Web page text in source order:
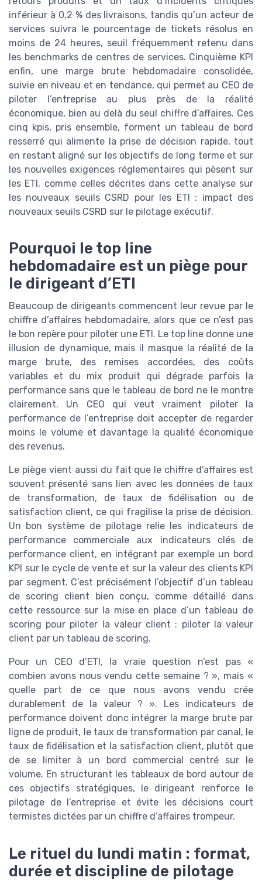
inférieur à 0,2 % des livraisons, tandis qu’un acteur de
services suivra le pourcentage de tickets résolus en
moins de 24 heures, seuil fréquemment retenu dans
les benchmarks de centres de services. Cinquième KPI
enfin, une marge brute hebdomadaire consolidée,
suivie en niveau et en tendance, qui permet au CEO de
piloter l’entreprise au plus près de la réalité
économique, bien au delà du seul chiffre d’affaires. Ces
cinq kpis, pris ensemble, forment un tableau de bord
resserré qui alimente la prise de décision rapide, tout
en restant aligné sur les objectifs de long terme et sur
les nouvelles exigences réglementaires qui pèsent sur
les ETI, comme celles décrites dans cette analyse sur
les nouveaux seuils CSRD pour les ETI : impact des
nouveaux seuils CSRD sur le pilotage exécutif.
Pourquoi le top line
hebdomadaire est un piège pour
le dirigeant d’ETI
Beaucoup de dirigeants commencent leur revue par le
chiffre d’affaires hebdomadaire, alors que ce n’est pas
le bon repère pour piloter une ETI. Le top line donne une
illusion de dynamique, mais il masque la réalité de la
marge brute, des remises accordées, des coûts
variables et du mix produit qui dégrade parfois la
performance sans que le tableau de bord ne le montre
clairement. Un CEO qui veut vraiment piloter la
performance de l’entreprise doit accepter de regarder
moins le volume et davantage la qualité économique
des revenus.
Le piège vient aussi du fait que le chiffre d’affaires est
souvent présenté sans lien avec les données de taux
de transformation, de taux de fidélisation ou de
satisfaction client, ce qui fragilise la prise de décision.
Un bon système de pilotage relie les indicateurs de
performance commerciale aux indicateurs clés de
performance client, en intégrant par exemple un bord
KPI sur le cycle de vente et sur la valeur des clients KPI
par segment. C’est précisément l’objectif d’un tableau
de scoring client bien conçu, comme détaillé dans
cette ressource sur la mise en place d’un tableau de
scoring pour piloter la valeur client : piloter la valeur
client par un tableau de scoring.
Pour un CEO d’ETI, la vraie question n’est pas «
combien avons nous vendu cette semaine ? », mais «
quelle part de ce que nous avons vendu crée
durablement de la valeur ? ». Les indicateurs de
performance doivent donc intégrer la marge brute par
ligne de produit, le taux de transformation par canal, le
taux de fidélisation et la satisfaction client, plutôt que
de se limiter à un bord commercial centré sur le
volume. En structurant les tableaux de bord autour de
ces objectifs stratégiques, le dirigeant renforce le
pilotage de l’entreprise et évite les décisions court
termistes dictées par un chiffre d’affaires trompeur.
Le rituel du lundi matin : format,
durée et discipline de pilotage